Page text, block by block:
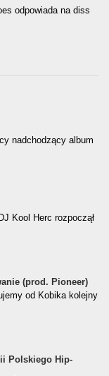
odpowiada na diss
nadchodzący album
Roku
Kool Herc rozpoczął
Pioneer)
(prod. Pioneer)
od Kobika kolejny
Hip-
Polskiego Hip-